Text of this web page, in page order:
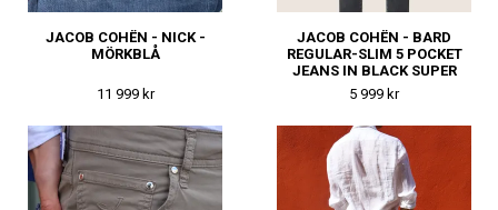
JACOB COHËN - NICK -
MÖRKBLÅ
11 999 kr
JACOB COHËN - BARD
REGULAR-SLIM 5 POCKET
JEANS IN BLACK SUPER
STRETCH DENIM WITH
VINTAGE WASH
5 999 kr